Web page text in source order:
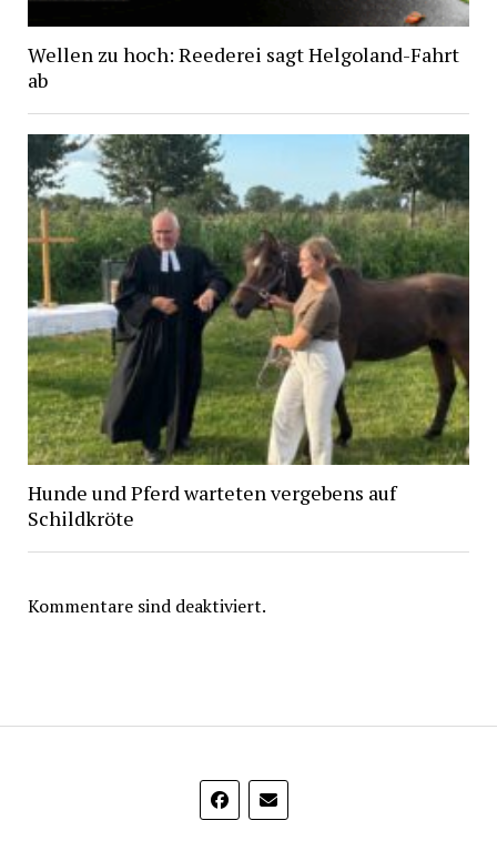
Wellen zu hoch: Reederei sagt Helgoland-Fahrt
ab
Hunde und Pferd warteten vergebens auf
Schildkröte
Kommentare sind deaktiviert.